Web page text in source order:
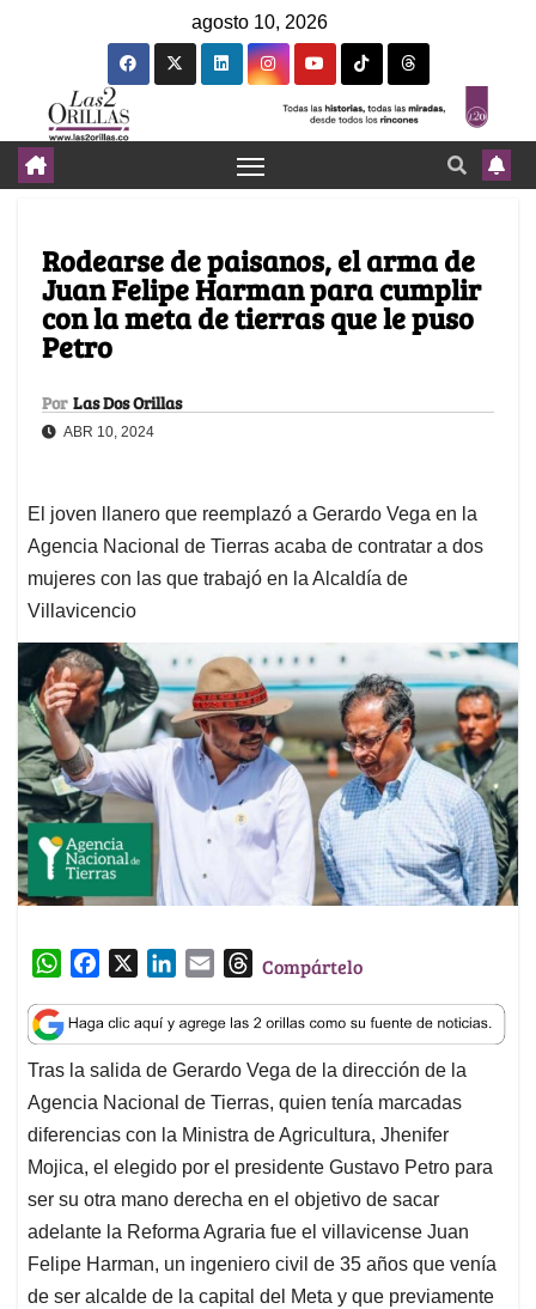
agosto 10, 2026
Rodearse de paisanos, el arma de
Juan Felipe Harman para cumplir
con la meta de tierras que le puso
Petro
Por Las Dos Orillas
ABR 10, 2024
El joven llanero que reemplazó a Gerardo Vega en la
Agencia Nacional de Tierras acaba de contratar a dos
mujeres con las que trabajó en la Alcaldía de
Villavicencio
W
a
t
s
A
p
p
c
e
b
o
o
k
n
k
e
d
I
n
a
i
l
T
r
e
a
d
s
Compártelo
Tras la salida de Gerardo Vega de la dirección de la
Agencia Nacional de Tierras, quien tenía marcadas
diferencias con la Ministra de Agricultura, Jhenifer
Mojica, el elegido por el presidente Gustavo Petro para
ser su otra mano derecha en el objetivo de sacar
adelante la Reforma Agraria fue el villavicense Juan
Felipe Harman, un ingeniero civil de 35 años que venía
de ser alcalde de la capital del Meta y que previamente